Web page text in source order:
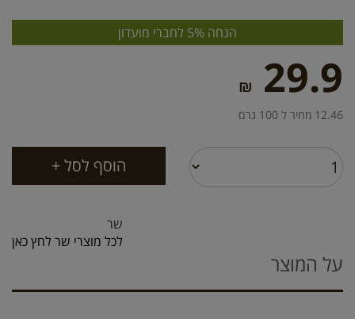
הנחה 5% לחברי מועדון
29.9
₪
12.46 מחיר ל 100 גרם
שר
לכל מוצרי שר לחץ כאן
על המוצר